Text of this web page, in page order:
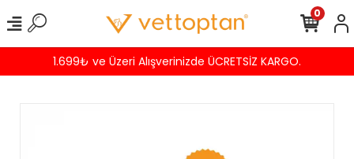
1.699₺ ve Üzeri Alışverinizde ÜCRETSİZ KARGO.
0